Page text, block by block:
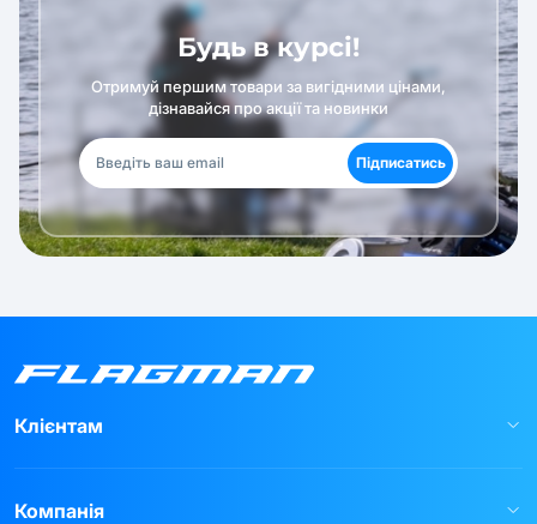
Будь в курсі!
Отримуй першим товари за вигідними цінами,
дізнавайся про акції та новинки
Підписатись
Клієнтам
Компанія